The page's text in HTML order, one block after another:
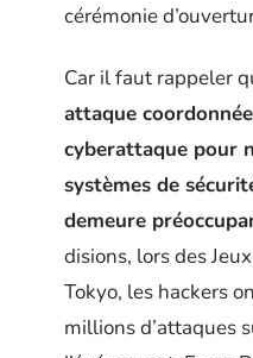
cérémonie
Car il faut rappeler
attaque
cyberattaque pour
systèmes de
demeure
disions, lors des
Tokyo, les hackers
millions d’attaques